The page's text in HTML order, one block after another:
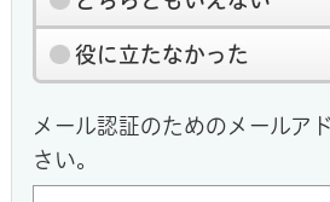
役に立たなかった
メール認証のためのメールア
さい。